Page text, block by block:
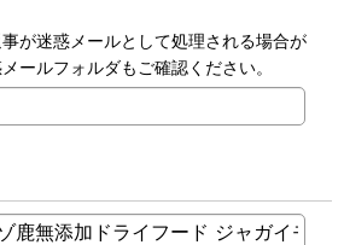
が迷惑メールとして処理される場合が
ールフォルダもご確認ください。